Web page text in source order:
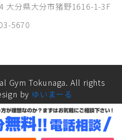
大分県大分市猪野1616-1-3F
5670
Gym Tokunaga. All rights
by ゆいまーる